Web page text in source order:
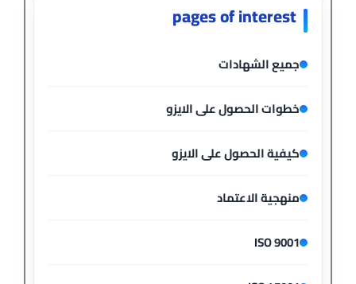
pages of interest
جميع الشهادات
خطوات الحصول على الايزو
كيفية الحصول على الايزو
منهجية الاعتماد
ISO 9001